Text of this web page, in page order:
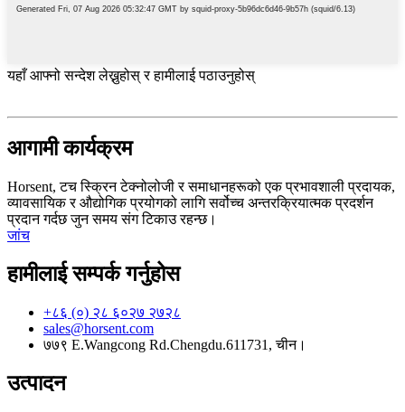
यहाँ आफ्नो सन्देश लेख्नुहोस् र हामीलाई पठाउनुहोस्
आगामी कार्यक्रम
Horsent, टच स्क्रिन टेक्नोलोजी र समाधानहरूको एक प्रभावशाली प्रदायक,
व्यावसायिक र औद्योगिक प्रयोगको लागि सर्वोच्च अन्तरक्रियात्मक प्रदर्शन
प्रदान गर्दछ जुन समय संग टिकाउ रहन्छ।
जांच
हामीलाई सम्पर्क गर्नुहोस
+८६ (०) २८ ६०२७ २७२८
sales@horsent.com
७७९ E.Wangcong Rd.Chengdu.611731, चीन।
उत्पादन